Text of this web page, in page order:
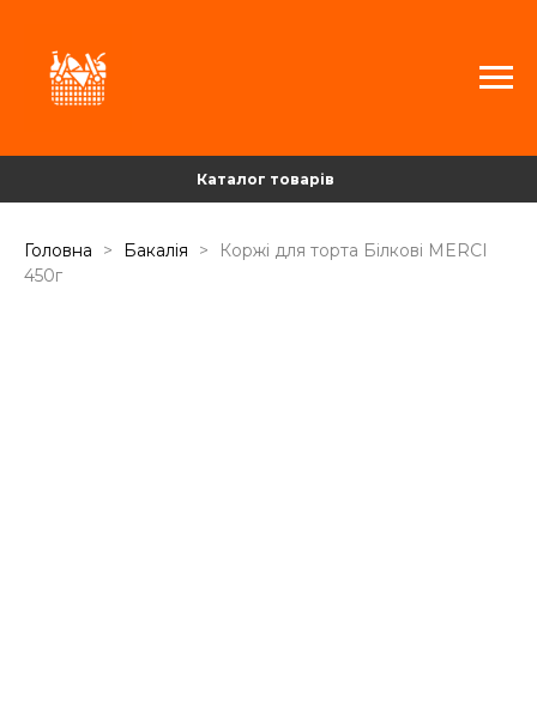
Каталог товарів
Головна Бакалія
Коржі для торта Білкові MERCI
450г